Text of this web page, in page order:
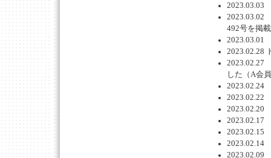
2023.03.03
2023.03.02
492号を掲
2023.03.01
2023.02.28
2023.02.27
した（A会
2023.02.24
2023.02.22
2023.02.20
2023.02.17
2023.02.15
2023.02.14
2023.02.09